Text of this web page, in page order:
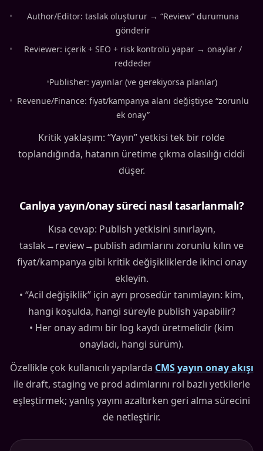
•
Author/Editor: taslak oluşturur → “Review” durumuna
gönderir
•
Reviewer: içerik + SEO + risk kontrolü yapar → onaylar /
reddeder
•Publisher: yayınlar (ve gerekiyorsa planlar)
• Revenue/Finance: fiyat/kampanya alanı değiştiyse “zorunlu
ek onay”
Kritik yaklaşım: “Yayın” yetkisi tek bir rolde
toplandığında, hatanın üretime çıkma olasılığı ciddi
düşer.
Canlıya yayın/onay süreci nasıl tasarlanmalı?
Kısa cevap: Publish yetkisini sınırlayın,
taslak→review→publish adımlarını zorunlu kılın ve
fiyat/kampanya gibi kritik değişikliklerde ikinci onay
ekleyin.
• “Acil değişiklik” için ayrı prosedür tanımlayın: kim,
hangi koşulda, hangi süreyle publish yapabilir?
• Her onay adımı bir log kaydı üretmelidir (kim
onayladı, hangi sürüm).
Özellikle çok kullanıcılı yapılarda CMS yayın onay akışı
ile draft, staging ve prod adımlarını rol bazlı yetkilerle
eşleştirmek; yanlış yayını azaltırken geri alma sürecini
de netleştirir.